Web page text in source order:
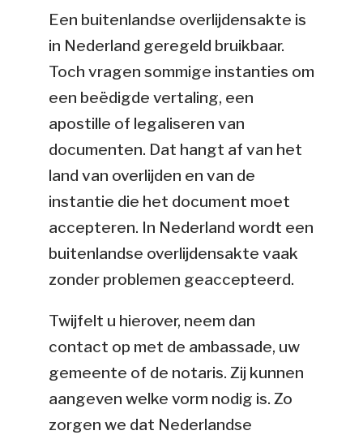
Een buitenlandse overlijdensakte is
in Nederland geregeld bruikbaar.
Toch vragen sommige instanties om
een beëdigde vertaling, een
apostille of legaliseren van
documenten. Dat hangt af van het
land van overlijden en van de
instantie die het document moet
accepteren. In Nederland wordt een
buitenlandse overlijdensakte vaak
zonder problemen geaccepteerd.
Twijfelt u hierover, neem dan
contact op met de ambassade, uw
gemeente of de notaris. Zij kunnen
aangeven welke vorm nodig is. Zo
zorgen we dat Nederlandse